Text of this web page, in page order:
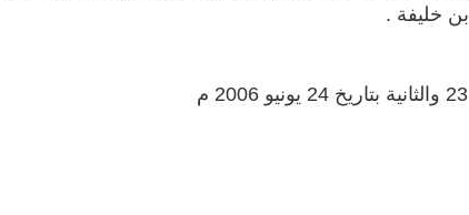
خليفة .